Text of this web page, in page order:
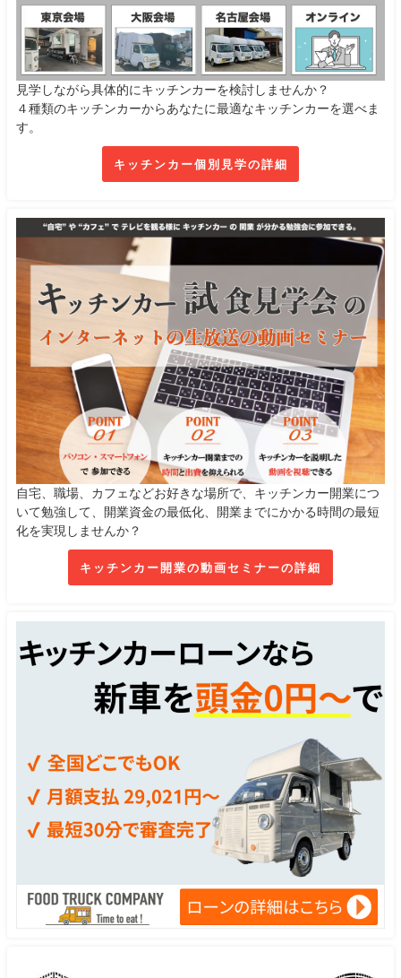
見学しながら具体的にキッチンカーを検討しませんか？
４種類のキッチンカーからあなたに最適なキッチンカーを選べま
す。
キッチンカー個別見学の詳細
自宅、職場、カフェなどお好きな場所で、キッチンカー開業につ
いて勉強して、開業資金の最低化、開業までにかかる時間の最短
化を実現しませんか？
キッチンカー開業の動画セミナーの詳細